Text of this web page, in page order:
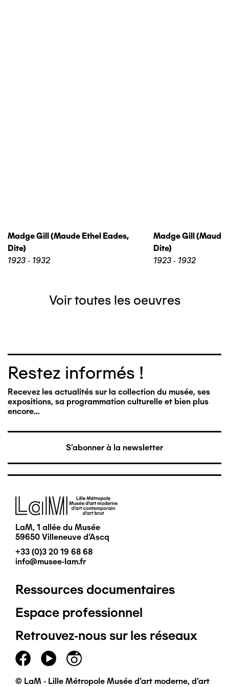
Madge Gill (maude Ethel Eades,
Dite)
1923 - 1932
Madge Gill (maude
Dite)
1923 - 1932
Voir toutes les oeuvres
Restez informés !
Recevez les actualités sur la collection du musée, ses
expositions, sa programmation culturelle et bien plus
encore…
S'abonner à la newsletter
Image
LaM, 1 allée du Musée
59650 Villeneuve d'Ascq
+33 (0)3 20 19 68 68
info@musee-lam.fr
Pied
de
page
principal
Ressources documentaires
Espace professionnel
Retrouvez-nous sur les réseaux
© LaM - Lille Métropole Musée d'art moderne, d'art